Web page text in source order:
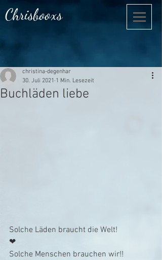
Chrisbooxs
Buchläden liebe
christina-degenhar
30. Juli 2021 1 Min. Lesezeit
Solche Läden braucht die Welt!
❤
Solche Menschen brauchen wir!!